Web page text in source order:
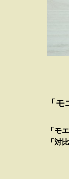
「
「モ
「対